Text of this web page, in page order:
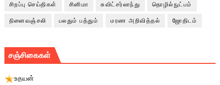
சிறப்பு செய்திகள் சினிமா சுவிட்சர்லாந்து தொழில்நுட்பம்
நினைவஞ்சலி பலதும் பத்தும் மரண அறிவித்தல் ஜோதிடம்
சஞ்சிகைகள்
உதயன்